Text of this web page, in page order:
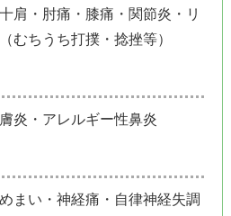
肩・肘痛・膝痛・関節炎・リ
むちうち打撲・捻挫等）
炎・アレルギー性鼻炎
まい・神経痛・自律神経失調